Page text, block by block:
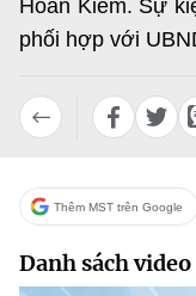
Năng lượng
Chuyển đổi số
Sở hữu trí tuệ
Tiêu chuẩn, đo
Năng lượng
Videos
Infographic
Voice
Nhiệm vụ trọng tâm
Hoàn Kiếm. Sự
phối hợp với
Thêm MST trên Google
Danh sách